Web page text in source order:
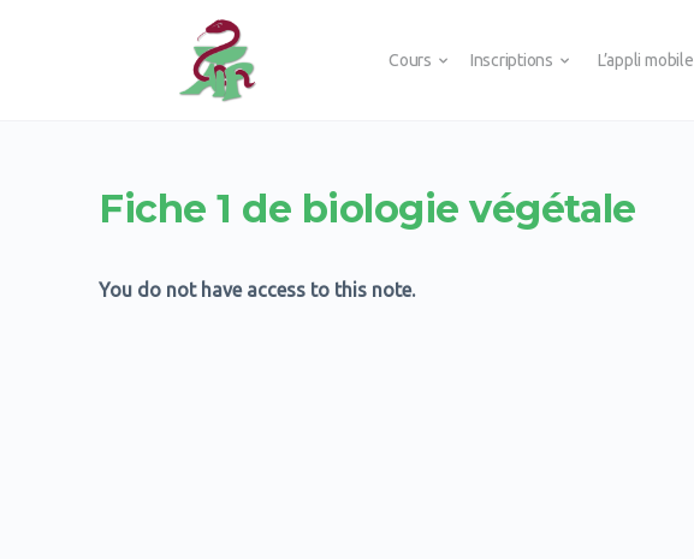
Cours Inscriptions L’appli mobile
Fiche 1 de biologie végétale
You do not have access to this note.